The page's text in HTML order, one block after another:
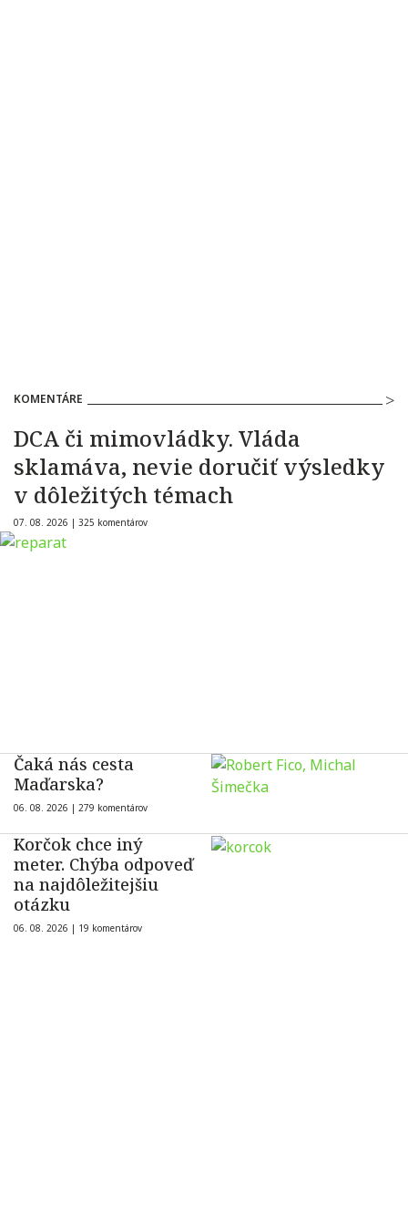
KOMENTÁRE
DCA či mimovládky. Vláda
sklamáva, nevie doručiť výsledky
v dôležitých témach
07. 08. 2026 | 325 komentárov
Čaká nás cesta
Maďarska?
06. 08. 2026 | 279 komentárov
Korčok chce iný
meter. Chýba odpoveď
na najdôležitejšiu
otázku
06. 08. 2026 | 19 komentárov